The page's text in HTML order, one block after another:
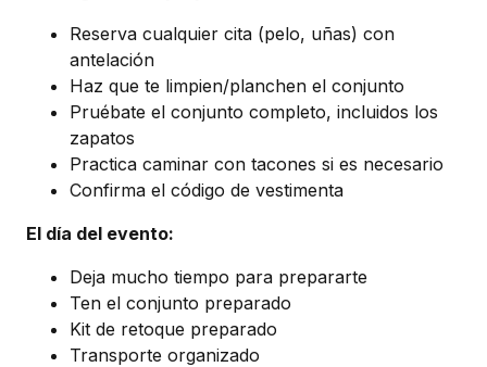
Reserva cualquier cita (pelo, uñas) con
antelación
Haz que te limpien/planchen el conjunto
Pruébate el conjunto completo, incluidos los
zapatos
Practica caminar con tacones si es necesario
Confirma el código de vestimenta
El día del evento:
Deja mucho tiempo para prepararte
Ten el conjunto preparado
Kit de retoque preparado
Transporte organizado